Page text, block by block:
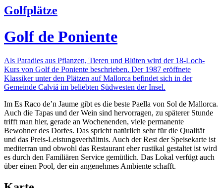
Golfplätze
Golf de Poniente
Als Paradies aus Pflanzen, Tieren und Blüten wird der 18-Loch-
Kurs von Golf de Poniente beschrieben. Der 1987 eröffnete
Klassiker unter den Plätzen auf Mallorca befindet sich in der
Gemeinde Calviá im beliebten Südwesten der Insel.
Im Es Raco de’n Jaume gibt es die beste Paella von Sol de Mallorca.
Auch die Tapas und der Wein sind hervorragen, zu späterer Stunde
trifft man hier, gerade an Wochenenden, viele permanente
Bewohner des Dorfes. Das spricht natürlich sehr für die Qualität
und das Preis-Leistungsverhältnis. Auch der Rest der Speisekarte ist
mediterran und obwohl das Restaurant eher rustikal gestaltet ist wird
es durch den Familiären Service gemütlich. Das Lokal verfügt auch
über einen Pool, der ein angenehmes Ambiente schafft.